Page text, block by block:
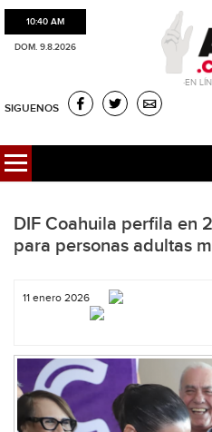
10:40 AM
DOM. 9.8.2026
·EN
SIGUENOS
DIF Coahuila perfila en
para personas adultas
11 enero 2026